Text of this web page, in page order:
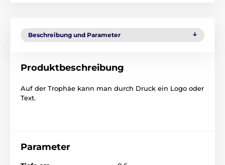
Beschreibung und Parameter
Produktbeschreibung
Auf der Trophäe kann man durch Druck ein Logo oder
Text.
Parameter